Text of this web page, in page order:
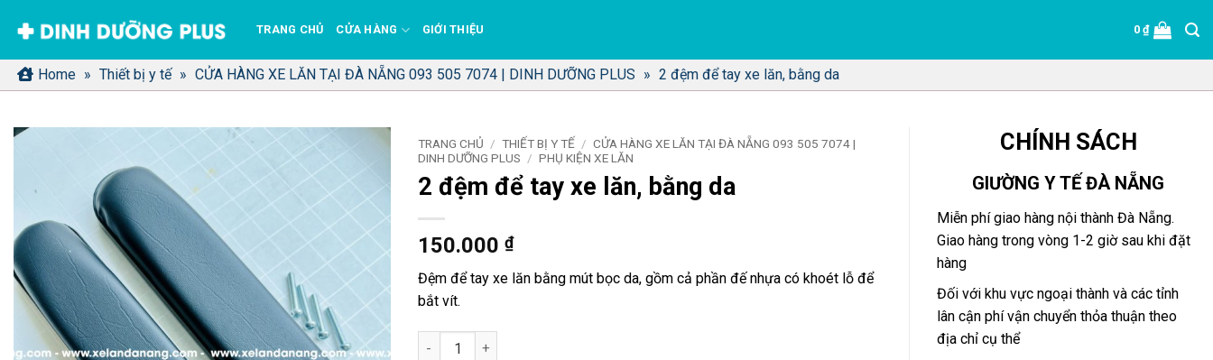
qua
nội
dung
TRANG CHỦ CỬA HÀNG GIỚI THIỆU 0₫
Home » Thiết bị y tế » CỬA HÀNG XE LĂN TẠI ĐÀ NẴNG 093 505 7074 | DINH DƯỠNG PLUS » 2 đệm để tay xe lăn, bằng da
TRANG CHỦ / THIẾT BỊ Y TẾ / CỬA HÀNG XE LĂN TẠI ĐÀ NẴNG 093 505 7074 |
DINH DƯỠNG PLUS / PHỤ KIỆN XE LĂN
2 đệm để tay xe lăn, bằng da
150.000 ₫
Đệm để tay xe lăn bằng mút bọc da, gồm cả phần đế nhựa có khoét lỗ để
bắt vít.
2 đệm để tay xe lăn, bằng da số lượng
CHÍNH SÁCH
GIƯỜNG Y TẾ ĐÀ NẴNG
Miễn phí giao hàng nội thành Đà Nẵng.
Giao hàng trong vòng 1-2 giờ sau khi đặt
hàng
Đối với khu vực ngoại thành và các tỉnh
lân cận phí vận chuyển thỏa thuận theo
địa chỉ cụ thể